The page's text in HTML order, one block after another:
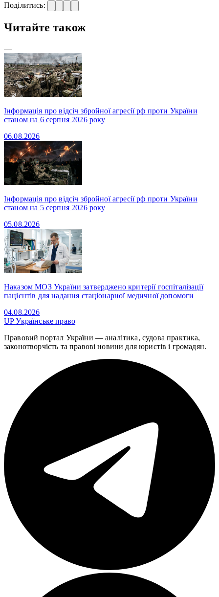
Поділитись:
Читайте також
—
Інформація про відсіч збройної агресії рф проти України
станом на 6 серпня 2026 року
06.08.2026
Інформація про відсіч збройної агресії рф проти України
станом на 5 серпня 2026 року
05.08.2026
Наказом МОЗ України затверджено критерії госпіталізації
пацієнтів для надання стаціонарної медичної допомоги
04.08.2026
UPУкраїнське право
Правовий портал України — аналітика, судова практика,
законотворчість та правові новини для юристів і громадян.